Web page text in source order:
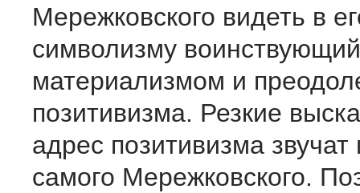
Мережковского видеть в
символизму
материализмом и
позитивизма. Резкие
адрес позитивизма звучат
самого Мережковского.